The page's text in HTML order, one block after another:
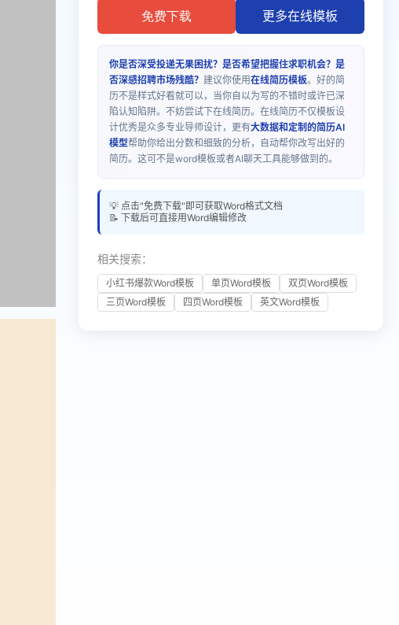
免费下载 更多在线模板
你是否深受投递无果困扰？是否希望把握住求职机会？是
否深感招聘市场残酷？ 建议你使用在线简历模板。好的简
历不是样式好看就可以，当你自以为写的不错时或许已深
陷认知陷阱。不妨尝试下在线简历。在线简历不仅模板设
计优秀是众多专业导师设计，更有大数据和定制的简历AI
模型帮助你给出分数和细致的分析，自动帮你改写出好的
简历。这可不是word模板或者AI聊天工具能够做到的。
💡 点击"免费下载"即可获取Word格式文档
📝 下载后可直接用Word编辑修改
相关搜索：
小红书爆款Word模板 单页Word模板
双页Word模板
三页Word模板
四页Word模板 英文Word模板